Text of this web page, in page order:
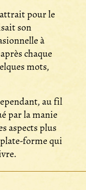
pour le
son
à
chaque
mots,
au fil
par la manie
aspects plus
forme qui